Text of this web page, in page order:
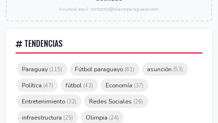
Anunciá aquí: contacto@diarioparaguayo.com
TENDENCIAS
Paraguay (115) Fútbol paraguayo (61) asunción (53)
Política (47) fútbol (42) Economía (37)
Entretenimiento (32) Redes Sociales (26)
infraestructura (25) Olimpia (24)